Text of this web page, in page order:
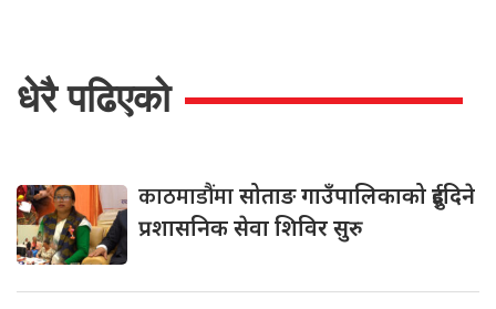
धेरै पढिएको
काठमाडौंमासोताङ गाउँपालिकाको दुईदिने
प्रशासनिक सेवा शिविर सुरु